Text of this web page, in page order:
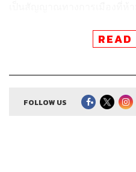
การลาออกจากตำแหน่งประ
พรรคเพื่อไทยของคุณหญิงสุดา
ก่อนที่ สมพงษ์ อมรวิวัฒน์ จะล
มีการปรับใหญ่
READ
FOLLOW US